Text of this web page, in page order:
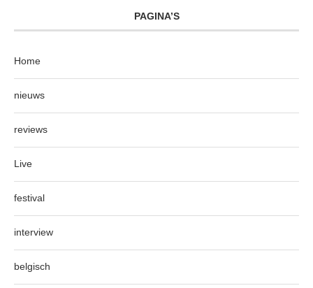
PAGINA’S
Home
nieuws
reviews
Live
festival
interview
belgisch